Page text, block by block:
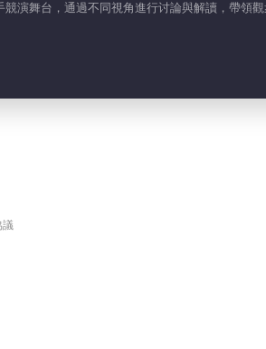
演舞台，通過不同視角進行讨論與解讀，帶領
議